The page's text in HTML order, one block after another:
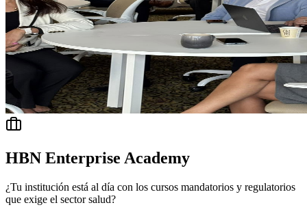
HBN Enterprise Academy
¿Tu institución está al día con los cursos mandatorios y regulatorios
que exige el sector salud?